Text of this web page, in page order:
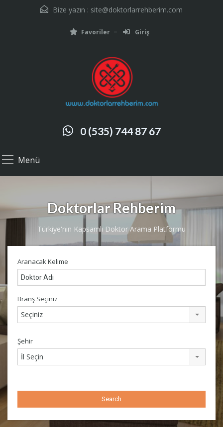
Bize yazın : site@doktorlarrehberim.com
Favoriler Giriş
0 (535) 744 87 67
Menü
Doktorlar Rehberim
Türkiye'nin Kapsamlı Doktor Arama Platformu
Aranacak Kelime
Branş Seçiniz
Seçiniz
Şehir
İl Seçin